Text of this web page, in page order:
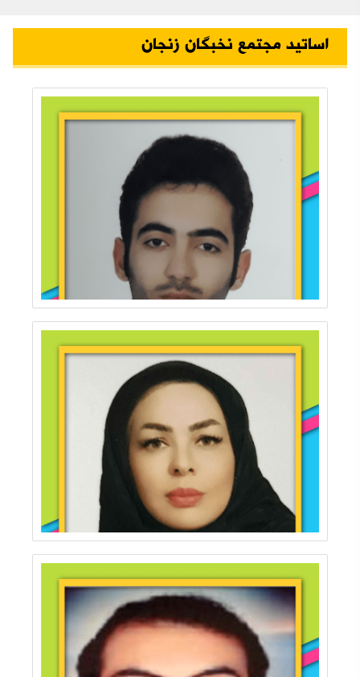
اساتید مجتمع نخبگان زنجان